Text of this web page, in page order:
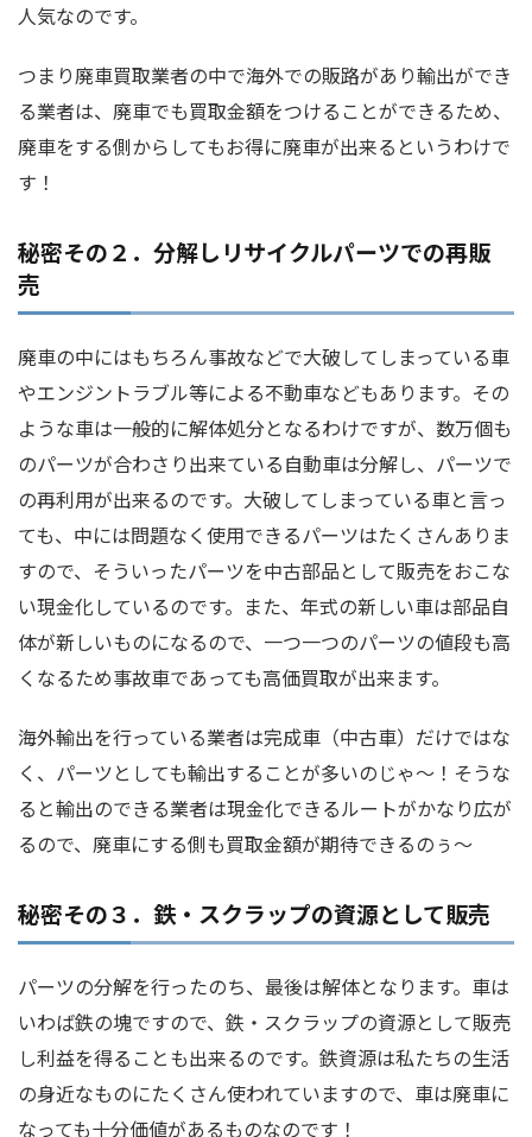
人気なのです。
つまり廃車買取業者の中で海外での販路があり輸出ができ
る業者は、廃車でも買取金額をつけることができるため、
廃車をする側からしてもお得に廃車が出来るというわけで
す！
秘密その２．分解しリサイクルパーツでの再販
売
廃車の中にはもちろん事故などで大破してしまっている車
やエンジントラブル等による不動車などもあります。その
ような車は一般的に解体処分となるわけですが、数万個も
のパーツが合わさり出来ている自動車は分解し、パーツで
の再利用が出来るのです。大破してしまっている車と言っ
ても、中には問題なく使用できるパーツはたくさんありま
すので、そういったパーツを中古部品として販売をおこな
い現金化しているのです。また、年式の新しい車は部品自
体が新しいものになるので、一つ一つのパーツの値段も高
くなるため事故車であっても高価買取が出来ます。
海外輸出を行っている業者は完成車（中古車）だけではな
く、パーツとしても輸出することが多いのじゃ～！そうな
ると輸出のできる業者は現金化できるルートがかなり広が
るので、廃車にする側も買取金額が期待できるのぅ～
秘密その３．鉄・スクラップの資源として販売
パーツの分解を行ったのち、最後は解体となります。車は
いわば鉄の塊ですので、鉄・スクラップの資源として販売
し利益を得ることも出来るのです。鉄資源は私たちの生活
の身近なものにたくさん使われていますので、車は廃車に
なっても十分価値があるものなのです！